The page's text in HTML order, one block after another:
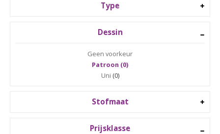
Type
Dessin
Geen voorkeur
Patroon (0)
Uni (0)
Stofmaat
Prijsklasse